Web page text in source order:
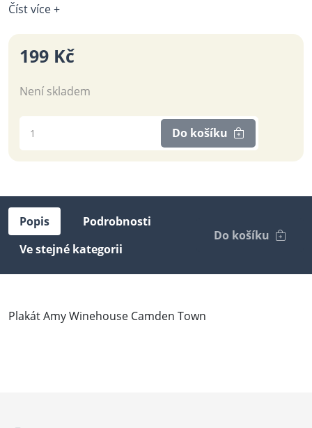
Číst více +
199 Kč
Není skladem
Do košíku
Popis
Podrobnosti
Ve stejné kategorii
Do košíku
Plakát Amy Winehouse Camden Town